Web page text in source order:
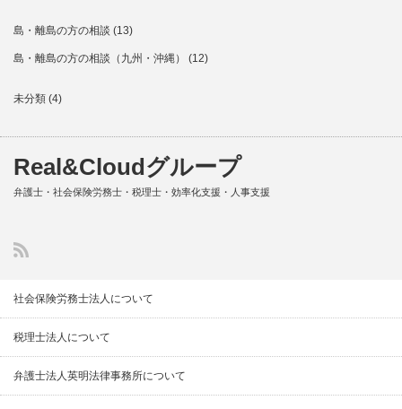
島・離島の方の相談 (13)
島・離島の方の相談（九州・沖縄） (12)
未分類 (4)
Real&Cloudグループ
弁護士・社会保険労務士・税理士・効率化支援・人事支援
社会保険労務士法人について
税理士法人について
弁護士法人英明法律事務所について